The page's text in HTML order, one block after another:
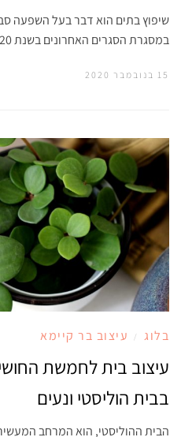
שיפוץ בתים הוא דבר בעל השפעה
במסגרת הסגרים האחרונים בשנת 2020 –…
15 בנובמבר 2020
בלוג / עיצוב בר קיימא
עיצוב בית לחמשת
בבית הוליסטי ונעים
הבית ההוליסטי, הוא המרחב